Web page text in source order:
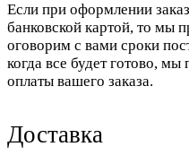
Если при оформлении
банковской картой, то мы
оговорим с вами сроки
когда все будет готово,
оплаты вашего заказа.
Доставка